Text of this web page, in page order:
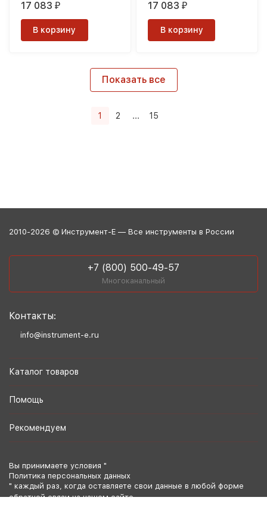
17 083₽
В корзину
17 083₽
В корзину
Показать все
1 2 ... 15
2010-2026 © Инструмент-Е — Все инструменты в России
+7 (800) 500-49-57
Многоканальный
Контакты:
info@instrument-e.ru
Каталог товаров
Помощь
Рекомендуем
Вы принимаете условия "
Политика персональных данных
" каждый раз, когда оставляете свои данные в любой форме
обратной связи на нашем сайте.